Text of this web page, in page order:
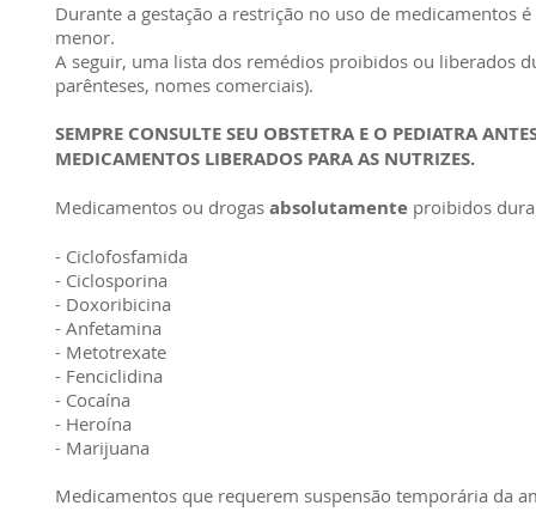
Durante a gestação a restrição no uso de medicamentos
menor.
A seguir, uma lista dos remédios proibidos ou liberados
parênteses, nomes comerciais).
SEMPRE CONSULTE SEU OBSTETRA E O PEDIATRA
MEDICAMENTOS LIBERADOS PARA AS NUTRIZES.
Medicamentos ou drogas absolutamente proibidos
- Ciclofosfamida
- Ciclosporina
- Doxoribicina
- Anfetamina
- Metotrexate
- Fenciclidina
- Cocaína
- Heroína
- Marijuana
Medicamentos que requerem suspensão temporária da